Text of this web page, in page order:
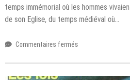
temps immémorial où les hommes
de son Eglise, du temps médiéval où…
Commentaires fermés
du
roman